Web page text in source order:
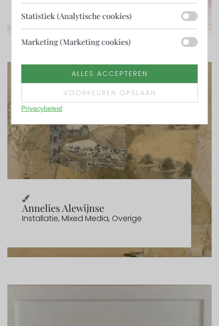
Annelies Alewijnse
Installatie, Mixed Media, Overige
Statistiek (Analytische cookies)
Marketing (Marketing cookies)
ALLES ACCEPTEREN
VOORKEUREN OPSLAAN
Privacybeleid